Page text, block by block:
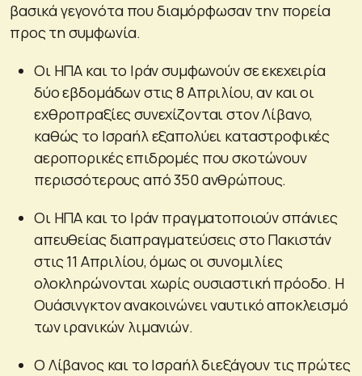
βασικά γεγονότα που διαμόρφωσαν την πορεία
προς τη συμφωνία.
Οι ΗΠΑ και το Ιράν συμφωνούν σε εκεχειρία
δύο εβδομάδων στις 8 Απριλίου, αν και οι
εχθροπραξίες συνεχίζονται στον Λίβανο,
καθώς το Ισραήλ εξαπολύει καταστροφικές
αεροπορικές επιδρομές που σκοτώνουν
περισσότερους από 350 ανθρώπους.
Οι ΗΠΑ και το Ιράν πραγματοποιούν σπάνιες
απευθείας διαπραγματεύσεις στο Πακιστάν
στις 11 Απριλίου, όμως οι συνομιλίες
ολοκληρώνονται χωρίς ουσιαστική πρόοδο. Η
Ουάσινγκτον ανακοινώνει ναυτικό αποκλεισμό
των ιρανικών λιμανιών.
Ο Λίβανος και το Ισραήλ διεξάγουν τις πρώτες